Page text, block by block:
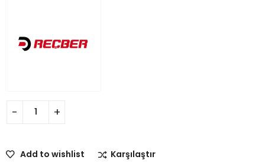
Add to wishlist Karşılaştır